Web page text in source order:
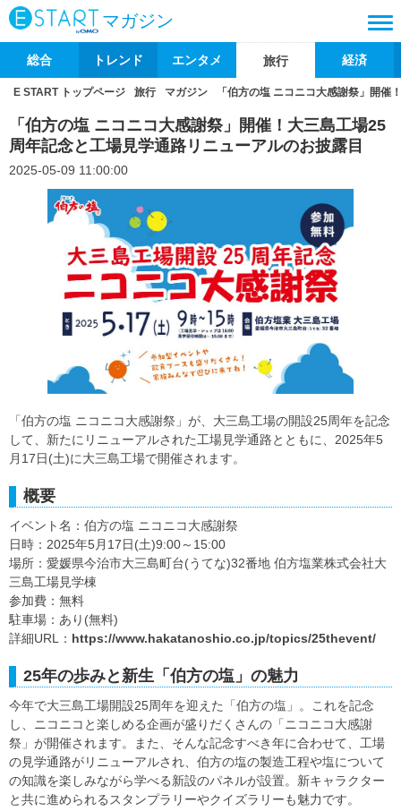
マガジン
総合 トレンド エンタメ 旅行 経済
E START トップページ 旅行 マガジン 「伯方の塩 ニコニコ大感謝祭」開
「伯方の塩 ニコニコ大感謝祭」開催！大三島工場25
周年記念と工場見学通路リニューアルのお披露目
2025-05-09 11:00:00
「伯方の塩 ニコニコ大感謝祭」が、大三島工場の開設25周年を記念
して、新たにリニューアルされた工場見学通路とともに、2025年5
月17日(土)に大三島工場で開催されます。
概要
イベント名：伯方の塩 ニコニコ大感謝祭
日時：2025年5月17日(土)9:00～15:00
場所：愛媛県今治市大三島町台(うてな)32番地 伯方塩業株式会社大
三島工場見学棟
参加費：無料
駐車場：あり(無料)
詳細URL： https://www.hakatanoshio.co.jp/topics/25thevent/
25年の歩みと新生「伯方の塩」の魅力
今年で大三島工場開設25周年を迎えた「伯方の塩」。これを記念
し、ニコニコと楽しめる企画が盛りだくさんの「ニコニコ大感謝
祭」が開催されます。また、そんな記念すべき年に合わせて、工場
の見学通路がリニューアルされ、伯方の塩の製造工程や塩について
の知識を楽しみながら学べる新設のパネルが設置。新キャラクター
と共に進められるスタンプラリーやクイズラリーも魅力です。